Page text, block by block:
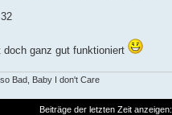
doch ganz gut funktioniert
Bad, Baby I don't Care
Beiträge der letzten Zeit anzeigen: